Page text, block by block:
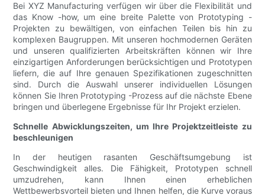
Bei XYZ Manufacturing verfügen wir über die Flexibilität und
das Know -how, um eine breite Palette von Prototyping -
Projekten zu bewältigen, von einfachen Teilen bis hin zu
komplexen Baugruppen. Mit unseren hochmodernen Geräten
und unseren qualifizierten Arbeitskräften können wir Ihre
einzigartigen Anforderungen berücksichtigen und Prototypen
liefern, die auf Ihre genauen Spezifikationen zugeschnitten
sind. Durch die Auswahl unserer individuellen Lösungen
können Sie Ihren Prototyping -Prozess auf die nächste Ebene
bringen und überlegene Ergebnisse für Ihr Projekt erzielen.
Schnelle Abwicklungszeiten, um Ihre Projektzeitleiste zu
beschleunigen
In der heutigen rasanten Geschäftsumgebung ist
Geschwindigkeit alles. Die Fähigkeit, Prototypen schnell
umzudrehen, kann Ihnen einen erheblichen
Wettbewerbsvorteil bieten und Ihnen helfen, die Kurve voraus